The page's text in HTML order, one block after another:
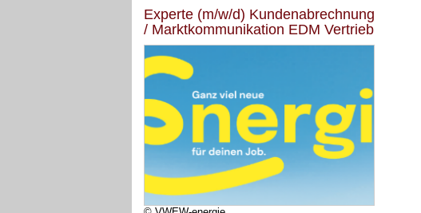
Experte (m/w/d) Kundenabrechnung
/ Marktkommunikation EDM Vertrieb